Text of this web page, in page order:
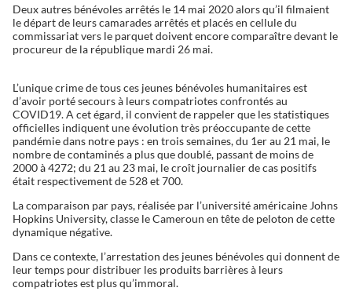
Deux autres bénévoles arrêtés le 14 mai 2020 alors qu’il filmaient
le départ de leurs camarades arrêtés et placés en cellule du
commissariat vers le parquet doivent encore comparaître devant le
procureur de la république mardi 26 mai.
L’unique crime de tous ces jeunes bénévoles humanitaires est
d’avoir porté secours à leurs compatriotes confrontés au
COVID19. A cet égard, il convient de rappeler que les statistiques
officielles indiquent une évolution très préoccupante de cette
pandémie dans notre pays : en trois semaines, du 1er au 21 mai, le
nombre de contaminés a plus que doublé, passant de moins de
2000 à 4272; du 21 au 23 mai, le croît journalier de cas positifs
était respectivement de 528 et 700.
La comparaison par pays, réalisée par l’université américaine Johns
Hopkins University, classe le Cameroun en tête de peloton de cette
dynamique négative.
Dans ce contexte, l’arrestation des jeunes bénévoles qui donnent de
leur temps pour distribuer les produits barrières à leurs
compatriotes est plus qu’immoral.